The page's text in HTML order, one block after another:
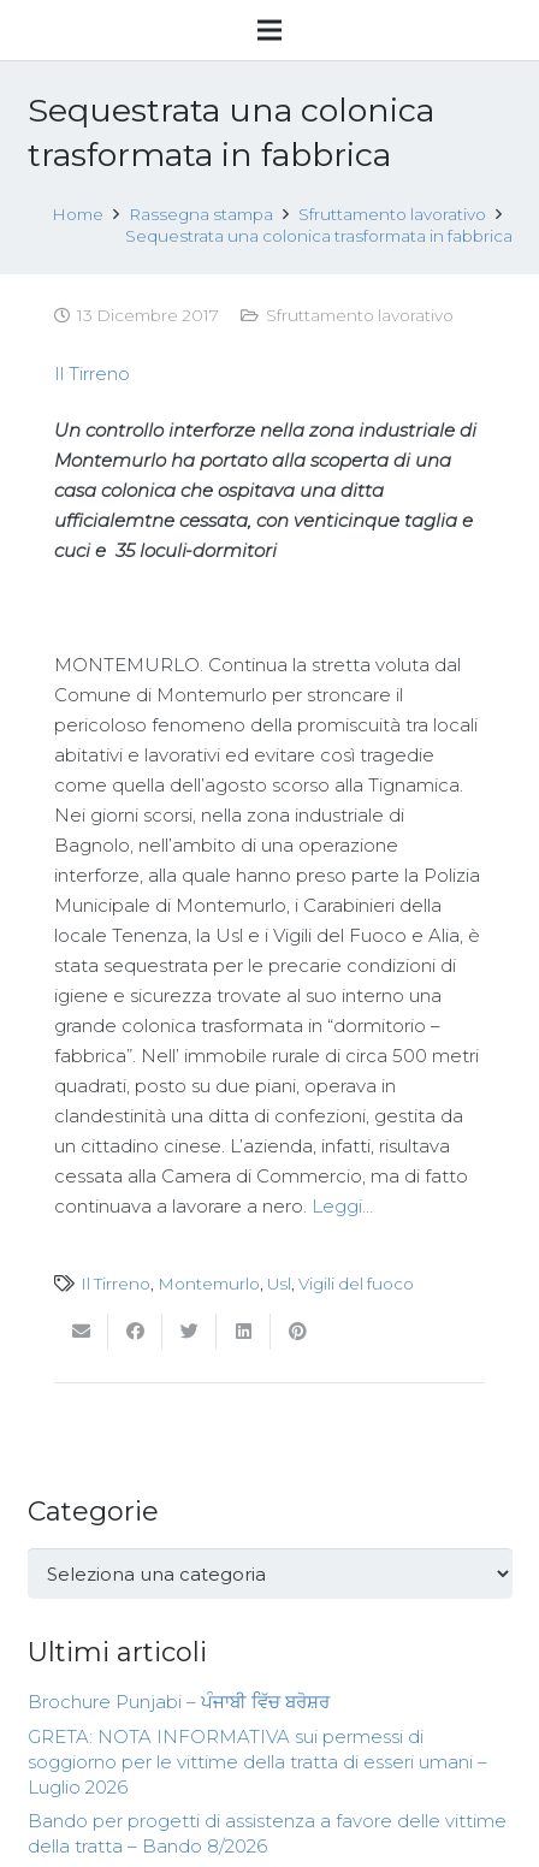
Sequestrata una colonica
trasformata in fabbrica
Home Rassegna stampa
Sfruttamento lavorativo
Sequestrata una colonica trasformata in fabbrica
13 Dicembre 2017 Sfruttamento lavorativo
Il Tirreno
Un controllo interforze nella zona industriale di
Montemurlo ha portato alla scoperta di una
casa colonica che ospitava una ditta
ufficialemtne cessata, con venticinque taglia e
cuci e 35 loculi-dormitori
MONTEMURLO. Continua la stretta voluta dal
Comune di Montemurlo per stroncare il
pericoloso fenomeno della promiscuità tra locali
abitativi e lavorativi ed evitare così tragedie
come quella dell’agosto scorso alla Tignamica.
Nei giorni scorsi, nella zona industriale di
Bagnolo, nell’ambito di una operazione
interforze, alla quale hanno preso parte la Polizia
Municipale di Montemurlo, i Carabinieri della
locale Tenenza, la Usl e i Vigili del Fuoco e Alia, è
stata sequestrata per le precarie condizioni di
igiene e sicurezza trovate al suo interno una
grande colonica trasformata in “dormitorio –
fabbrica”. Nell’ immobile rurale di circa 500 metri
quadrati, posto su due piani, operava in
clandestinità una ditta di confezioni, gestita da
un cittadino cinese. L’azienda, infatti, risultava
cessata alla Camera di Commercio, ma di fatto
continuava a lavorare a nero. Leggi…
Il Tirreno, Montemurlo, Usl,Vigili del fuoco
Categorie
Categorie
Ultimi articoli
Brochure Punjabi – ਪੰਜਾਬੀ ਵਿੱਚ ਬਰੋਸ਼ਰ
GRETA: NOTA INFORMATIVA sui permessi di
soggiorno per le vittime della tratta di esseri umani –
Luglio 2026
Bando per progetti di assistenza a favore delle vittime
della tratta – Bando 8/2026